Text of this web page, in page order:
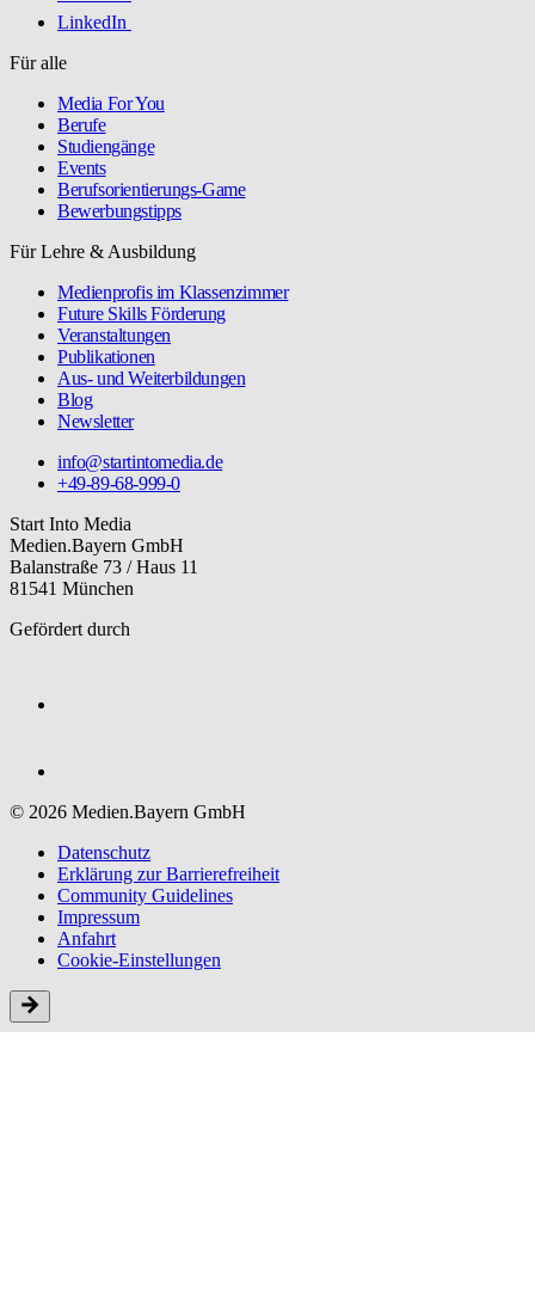
LinkedIn
Für alle
Media For You
Berufe
Studiengänge
Events
Berufsorientierungs-Game
Bewerbungstipps
Für Lehre & Ausbildung
Medienprofis im Klassenzimmer
Future Skills Förderung
Veranstaltungen
Publikationen
Aus- und Weiterbildungen
Blog
Newsletter
info@startintomedia.de
+49-89-68-999-0
Start Into Media
Medien.Bayern GmbH
Balanstraße 73 / Haus 11
81541 München
Gefördert durch
© 2026 Medien.Bayern GmbH
Datenschutz
Erklärung zur Barriere­freiheit
Community Guidelines
Impressum
Anfahrt
Cookie-Einstellungen